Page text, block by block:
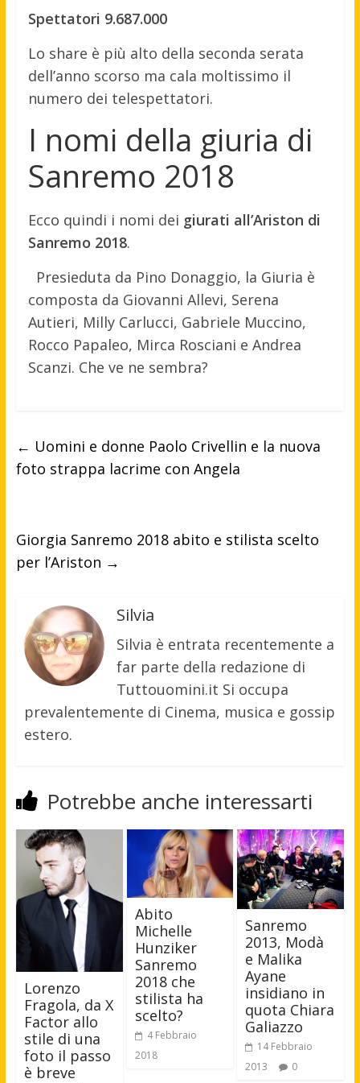
Spettatori 9.687.000
Lo share è più alto della seconda serata
dell’anno scorso ma cala moltissimo il
numero dei telespettatori.
I nomi della giuria di
Sanremo 2018
Ecco quindi i nomi dei giurati all’Ariston di
Sanremo 2018.
Presieduta da Pino Donaggio, la Giuria è
composta da Giovanni Allevi, Serena
Autieri, Milly Carlucci, Gabriele Muccino,
Rocco Papaleo, Mirca Rosciani e Andrea
Scanzi. Che ve ne sembra?
← Uomini e donne Paolo Crivellin e la nuova
foto strappa lacrime con Angela
Giorgia Sanremo 2018 abito e stilista scelto
per l’Ariston →
Silvia
Silvia è entrata recentemente a
far parte della redazione di
Tuttouomini.it Si occupa
prevalentemente di Cinema, musica e gossip
estero.
Potrebbe anche interessarti
Lorenzo
Fragola, da X
Factor allo
stile di una
foto il passo
è breve
Abito
Michelle
Hunziker
Sanremo
2018 che
stilista ha
scelto?
4 Febbraio
2018
Sanremo
2013, Modà
e Malika
Ayane
insidiano in
quota Chiara
Galiazzo
14 Febbraio
2013
0